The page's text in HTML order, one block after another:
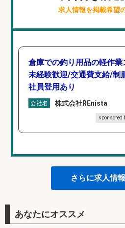
求人情報を掲載希望
倉庫での釣り用品の軽作
未経験歓迎/交通費支給/制
社員登用あり
会社名 株式会社REnista
sponsored
さらに求人情
あなたにオススメ